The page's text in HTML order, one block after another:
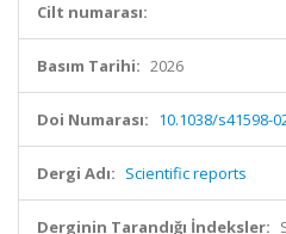
Cilt numarası:
Basım Tarihi: 2026
Doi Numarası: 10.1038/s41598-
Dergi Adı: Scientific reports
Derginin Tarandığı İndeksler: